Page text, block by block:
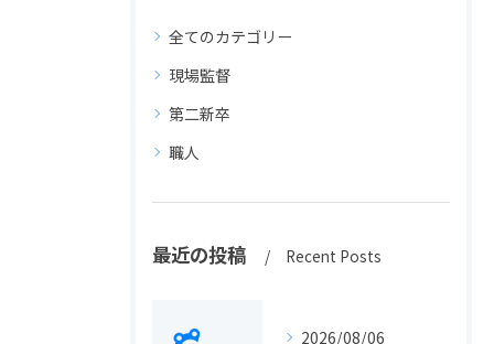
全てのカテゴリー
現場監督
第二新卒
職人
最近の投稿 Recent Posts
2026/08/06